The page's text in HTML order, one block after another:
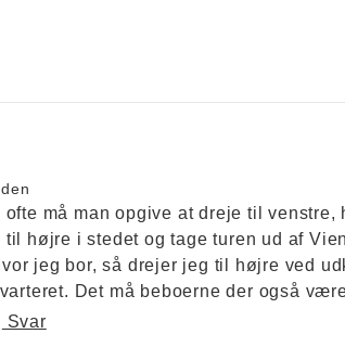
må man opgive at dreje til
til højre i stedet og tage turen ud af
jeg bor, så drejer jeg til højre ved
Det må beboerne der også
Svar